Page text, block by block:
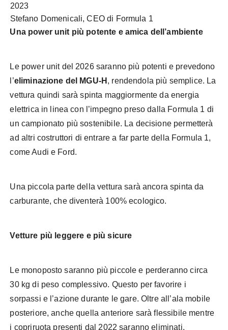
Stefano Domenicali, CEO di Formula 1
Una power unit più potente e amica dell’ambiente
Le power unit del 2026 saranno più potenti e prevedono
l’eliminazione del MGU-H , rendendola più semplice. La
vettura quindi sarà spinta maggiormente da energia
elettrica in linea con l’impegno preso dalla Formula 1 di
un campionato più sostenibile. La decisione permetterà
ad altri costruttori di entrare a far parte della Formula 1,
come Audi e Ford.
Una piccola parte della vettura sarà ancora spinta da
carburante, che diventerà 100% ecologico.
Vetture più leggere e più sicure
Le monoposto saranno più piccole e perderanno circa
30 kg di peso complessivo. Questo per favorire i
sorpassi e l’azione durante le gare. Oltre all’ala mobile
posteriore, anche quella anteriore sarà flessibile mentre
i copriruota presenti dal 2022 saranno eliminati.